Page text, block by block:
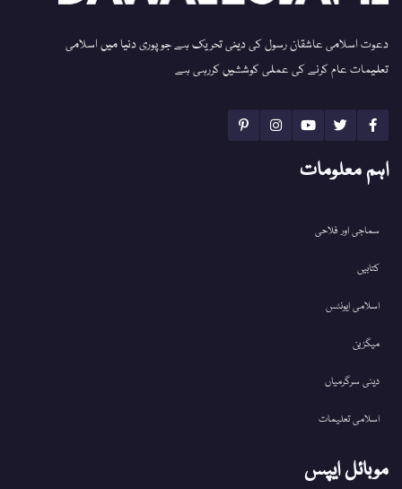
دعوت اسلامی عاشقان رسول کی دینی تحریک ہے جو پوری دنیا میں اسلامی
تعلیمات عام کرنے کی عملی کوششیں کررہی ہے
اہم معلومات
سماجی اور فلاحی
کتابیں
اسلامی ایونٹس
میگزین
دینی سرگرمیاں
اسلامی تعلیمات
موبائل ایپس